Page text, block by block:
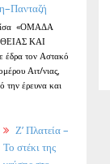
«ΟΜΑΔΑ
ΚΑΙ
τον Αστακό
Αιτ/νιας,
την έρευνα και
Ζ’ Πλατεία –
Το στέκι της